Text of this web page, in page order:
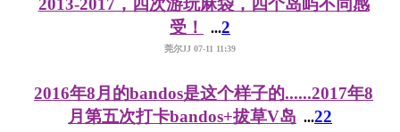
2013-2017，四次游玩麻袋，四个岛屿不同感
受！
...2
莞尔JJ 07-11 11:39
2016年8月的bandos是这个样子的......2017年8
月第五次打卡bandos+拔草V岛 ...22